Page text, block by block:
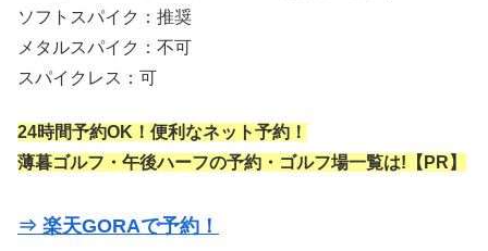
ソフトスパイク：推奨
メタルスパイク：不可
スパイクレス：可
24時間予約OK！便利なネット予約！
薄暮ゴルフ・午後ハーフの予約・ゴルフ場一覧は!【PR】
⇒ 楽天GORAで予約！